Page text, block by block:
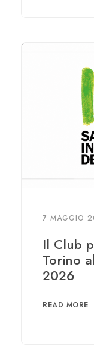
7 MAGGIO
Il Club
Torino
2026
READ MORE